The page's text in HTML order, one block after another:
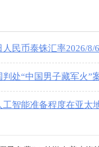
人民币泰铢汇率2026/8/6
判处“中国男子藏军火”
工智能准备程度在亚太